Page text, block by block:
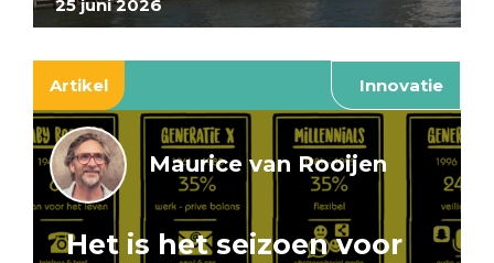
25 juni 2026
Artikel Innovatie
Maurice van Rooijen
Het is het seizoen voor